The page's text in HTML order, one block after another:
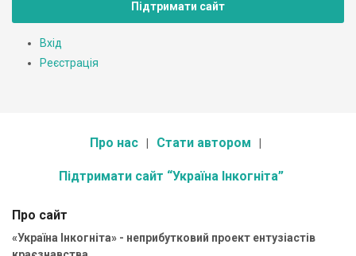
Підтримати сайт
Вхід
Реєстрація
Про нас Стати автором
Підтримати сайт “Україна Інкогніта”
Про сайт
«Україна Інкогніта» - неприбутковий проект ентузіастів